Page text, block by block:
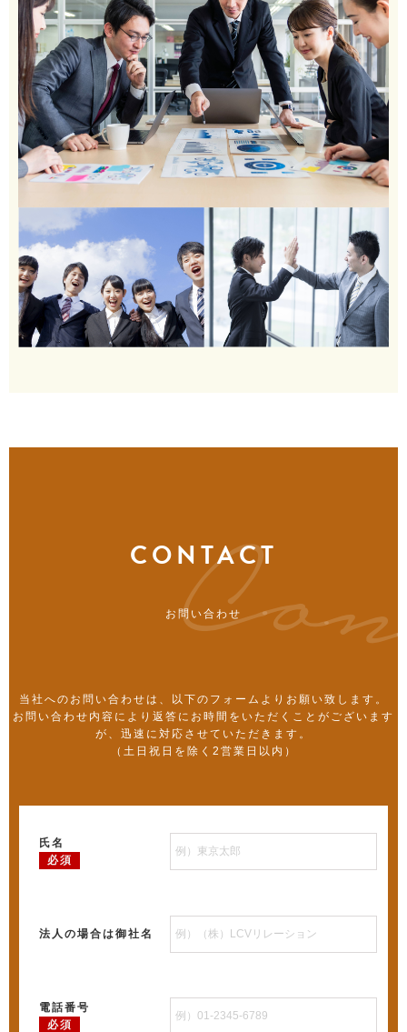
CONTACT
お問い合わせ
当社へのお問い合わせは、以下のフォームよりお願い致します。
お問い合わせ内容により返答にお時間をいただくことがございます
が、迅速に対応させていただきます。
（土日祝日を除く2営業日以内）
氏名
必須
法人の場合は御社名
電話番号
必須